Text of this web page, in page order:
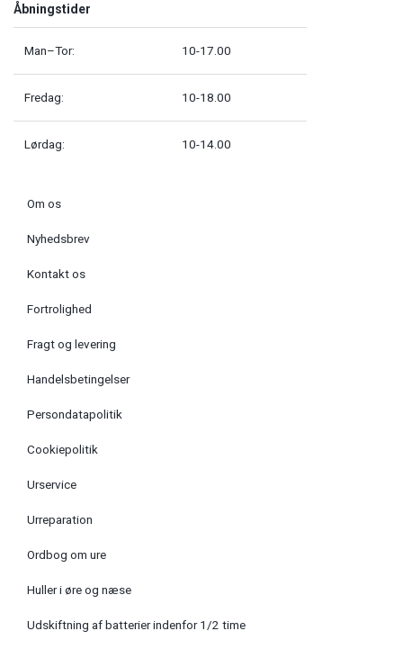
Åbningstider
Man–Tor: 10-17.00
Fredag: 10-18.00
Lørdag: 10-14.00
Om os
Nyhedsbrev
Kontakt os
Fortrolighed
Fragt og levering
Handelsbetingelser
Persondatapolitik
Cookiepolitik
Urservice
Urreparation
Ordbog om ure
Huller i øre og næse
Udskiftning af batterier indenfor 1/2 time